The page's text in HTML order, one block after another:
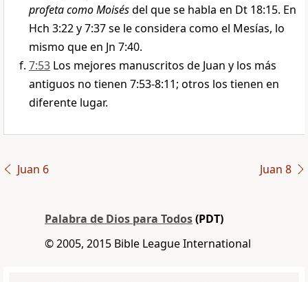
profeta como Moisésdel que se habla en Dt 18:15. En
Hch 3:22 y 7:37 se le considera como el Mesías, lo
mismo que en Jn 7:40.
7:53 Los mejores manuscritos de Juan y los más
antiguos no tienen 7:53-8:11; otros los tienen en
diferente lugar.
Juan 6 Juan 8
Palabra de Dios para Todos(PDT)
© 2005, 2015 Bible League International